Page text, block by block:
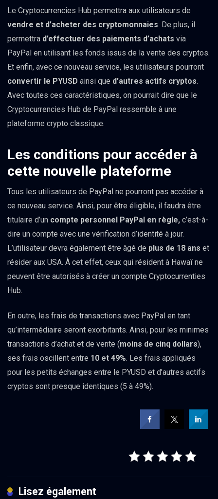
Le Cryptocurrencies Hub permettra aux utilisateurs de
vendre et d’acheter des cryptomonnaies. De plus, il
permettra d’effectuer des paiements d’achats via
PayPal en utilisant les fonds issus de la vente des cryptos.
Et enfin, avec ce nouveau service, les utilisateurs pourront
convertir le PYUSD ainsi que d’autres actifs cryptos.
Avec toutes ces caractéristiques, on pourrait dire que le
Cryptocurrencies Hub de PayPal ressemble à une
plateforme crypto classique.
Les conditions pour accéder à
cette nouvelle plateforme
Tous les utilisateurs de PayPal ne pourront pas accéder à
ce nouveau service. Ainsi, pour être éligible, il faudra être
titulaire d’un compte personnel PayPal en règle, c’est-à-
dire un compte avec une vérification d’identité à jour.
L’utilisateur devra également être âgé de plus de 18 ans et
résider aux USA. À cet effet, ceux qui résident à Hawaï ne
peuvent être autorisés à créer un compte Cryptocurrenties
Hub.
En outre, les frais de transactions avec PayPal en tant
qu’intermédiaire seront exorbitants. Ainsi, pour les minimes
transactions d’achat et de vente (moins de cinq dollars),
ses frais oscillent entre 10 et 49%. Les frais appliqués
pour les petits échanges entre le PYUSD et d’autres actifs
cryptos sont presque identiques (5 à 49%).
Lisez également